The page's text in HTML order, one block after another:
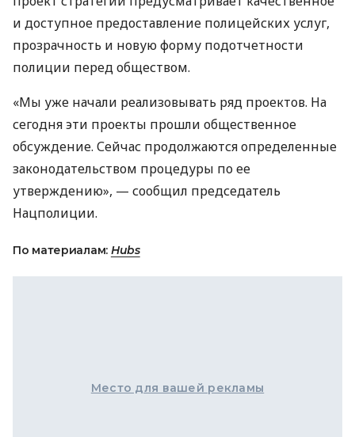
и доступное предоставление полицейских услуг,
прозрачность и новую форму подотчетности
полиции перед обществом.
«Мы уже начали реализовывать ряд проектов. На
сегодня эти проекты прошли общественное
обсуждение. Сейчас продолжаются определенные
законодательством процедуры по ее
утверждению», — сообщил председатель
Нацполиции.
По материалам: Hubs
Место для вашей рекламы